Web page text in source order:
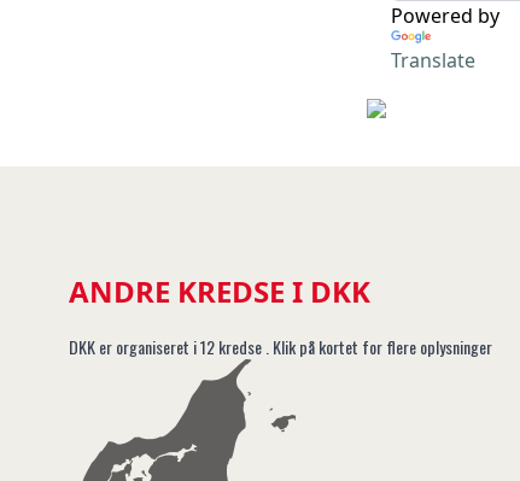
Powered by
Translate
ANDRE KREDSE I DKK
DKK er organiseret i 12 kredse . Klik på kortet for flere oplysninger